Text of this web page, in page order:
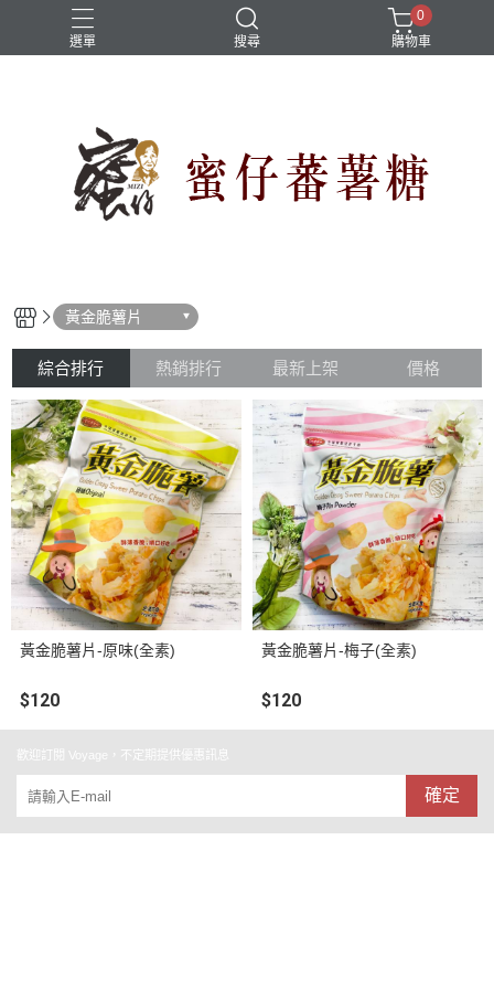
選單 搜尋
0
購物車
黃金脆薯片
綜合排行 熱銷排行 最新上架 價格
黃金脆薯片-原味(全素)
$120
黃金脆薯片-梅子(全素)
$120
歡迎訂閱 Voyage，不定期提供優惠訊息
確定